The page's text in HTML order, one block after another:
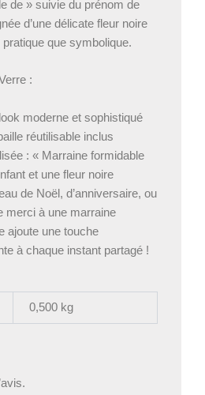
de » suivie du prénom de
d’une délicate fleur noire
que symbolique.
:
moderne et sophistiqué
réutilisable inclus
: « Marraine formidable
et une fleur noire
de Noël, d’anniversaire, ou
merci à une marraine
ajoute une touche
à chaque instant partagé !
0,500 kg